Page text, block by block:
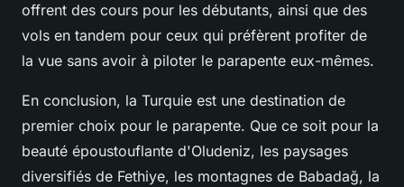
offrent des cours pour les débutants, ainsi que des
vols en tandem pour ceux qui préfèrent profiter de
la vue sans avoir à piloter le parapente eux-mêmes.
En conclusion, la Turquie est une destination de
premier choix pour le parapente. Que ce soit pour la
beauté époustouflante d'Oludeniz, les paysages
diversifiés de Fethiye, les montagnes de Babadağ, la